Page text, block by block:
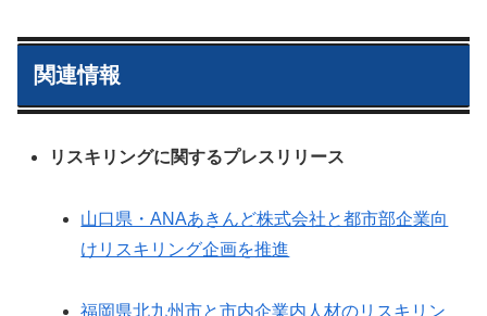
関連情報
リスキリングに関するプレスリリース
山口県・ANAあきんど株式会社と都市部企業向
けリスキリング企画を推進
福岡県北九州市と市内企業内人材のリスキリン